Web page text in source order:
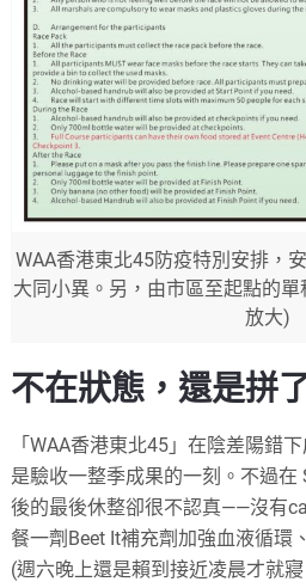
WAA香港東北45防疫特別安排，
大同小異。另，由市區至起點的
放大)
不在狀態，還是拼
「WAA香港東北45」在陰差陽錯
是驗收一整季成果的一刻。不過
後的最後休整卻很不認真——沒有
餐一劑Beet It補充劑加強血液循環
(週六晚上還是賴到接近凌晨才就